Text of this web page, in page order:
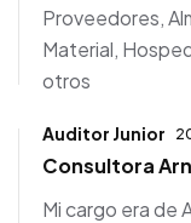
Proveedores,
Material,
otros
Auditor Junior
Consultora
Mi cargo era de